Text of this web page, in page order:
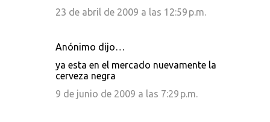
23 de abril de 2009 a las 12:59 p.m.
Anónimo dijo…
ya esta en el mercado nuevamente la
cerveza negra
9 de junio de 2009 a las 7:29 p.m.